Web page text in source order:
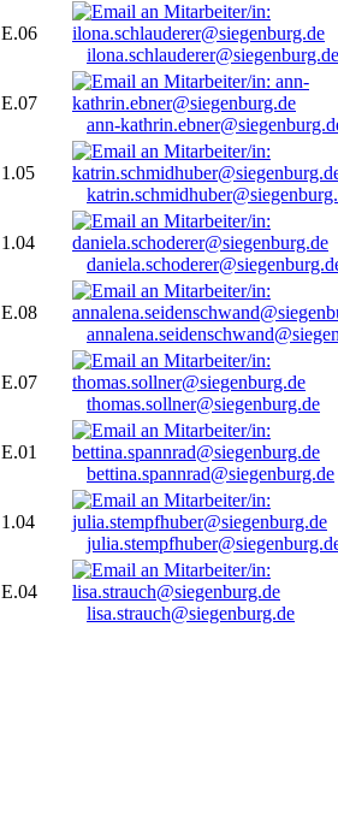
E.06
ilona.schlauderer@siegenburg.de
E.07
ann-
1.05
1.04
E.08
E.07
thomas.sollner@siegenburg.de
E.01
bettina.spannrad@siegenburg.de
1.04
E.04
lisa.strauch@siegenburg.de